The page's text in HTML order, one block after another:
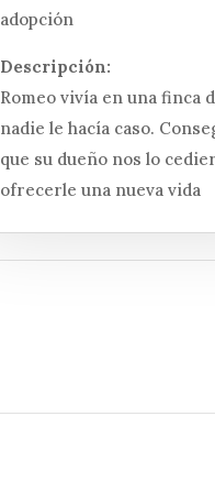
adopción
Descripción:
Romeo vivía en una finca
nadie le hacía caso.
que su dueño nos lo
ofrecerle una nueva vida